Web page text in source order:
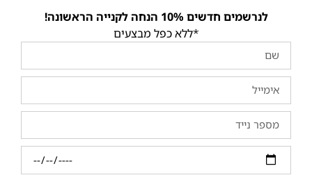
לנרשמים חדשים 10% הנחה לקנייה הראשונה!
*ללא כפל מבצעים